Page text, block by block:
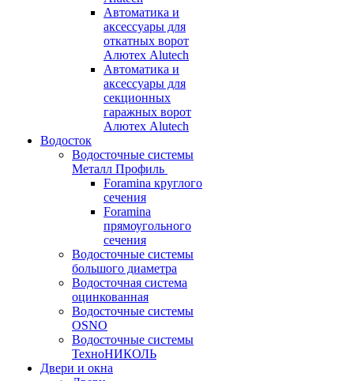
Автоматика и
аксессуары для
откатных ворот
Алютех Alutech
Автоматика и
аксессуары для
секционных
гаражных ворот
Алютех Alutech
Водосток
Водосточные системы
Металл Профиль
Foramina круглого
сечения
Foramina
прямоугольного
сечения
Водосточные системы
большого диаметра
Водосточная система
оцинкованная
Водосточные системы
OSNO
Водосточные системы
ТехноНИКОЛЬ
Двери и окна